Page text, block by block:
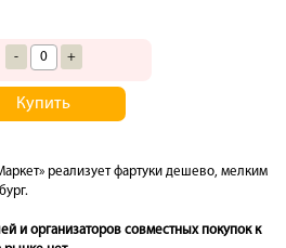
- +
Купить
реализует фартуки дешево, мелким
и организаторов совместных покупок к